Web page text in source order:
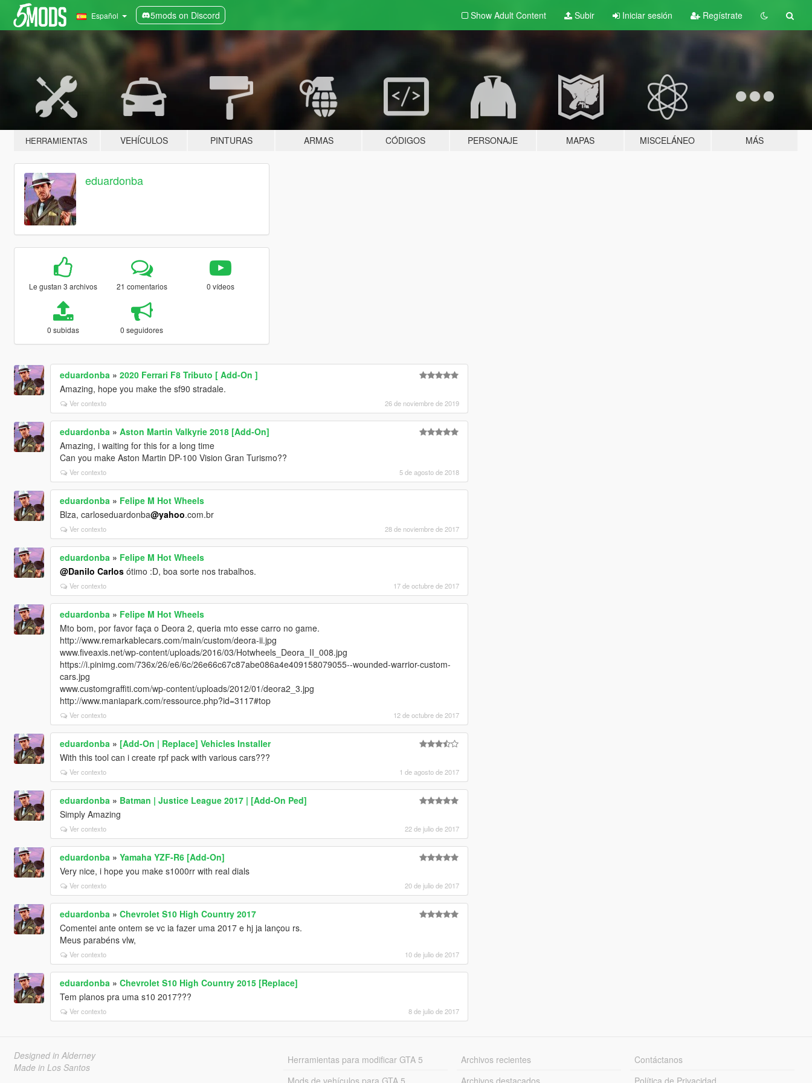
Español 5mods on Discord Show Adult Content Subir Iniciar sesión Regístrate
HERRAMIENTAS VEHÍCULOS PINTURAS ARMAS CÓDIGOS PERSONAJE MAPAS MISCELÁNEO MÁS
eduardonba
Le gustan 3 archivos 21 comentarios 0 vídeos
0 subidas 0 seguidores
eduardonba » 2020 Ferrari F8 Tributo [ Add-On ]
Amazing, hope you make the sf90 stradale.
Ver contexto 26 de noviembre de 2019
eduardonba » Aston Martin Valkyrie 2018 [Add-On]
Amazing, i waiting for this for a long time
Can you make Aston Martin DP-100 Vision Gran Turismo??
Ver contexto 5 de agosto de 2018
eduardonba » Felipe M Hot Wheels
Blza, carloseduardonba@yahoo.com.br
Ver contexto 28 de noviembre de 2017
eduardonba » Felipe M Hot Wheels
@Danilo Carlosótimo :D, boa sorte nos trabalhos.
Ver contexto 17 de octubre de 2017
eduardonba » Felipe M Hot Wheels
Mto bom, por favor faça o Deora 2, queria mto esse carro no game.
http://www.remarkablecars.com/main/custom/deora-ii.jpg
www.fiveaxis.net/wp-content/uploads/2016/03/Hotwheels_Deora_II_008.jpg
https://i.pinimg.com/736x/26/e6/6c/26e66c67c87abe086a4e409158079055--wounded-warrior-custom-
cars.jpg
www.customgraffiti.com/wp-content/uploads/2012/01/deora2_3.jpg
http://www.maniapark.com/ressource.php?id=3117#top
Ver contexto 12 de octubre de 2017
eduardonba » [Add-On | Replace] Vehicles Installer
With this tool can i create rpf pack with various cars???
Ver contexto 1 de agosto de 2017
eduardonba » Batman | Justice League 2017 | [Add-On Ped]
Simply Amazing
Ver contexto 22 de julio de 2017
eduardonba » Yamaha YZF-R6 [Add-On]
Very nice, i hope you make s1000rr with real dials
Ver contexto 20 de julio de 2017
eduardonba » Chevrolet S10 High Country 2017
Comentei ante ontem se vc ia fazer uma 2017 e hj ja lançou rs.
Meus parabéns vlw,
Ver contexto 10 de julio de 2017
eduardonba » Chevrolet S10 High Country 2015 [Replace]
Tem planos pra uma s10 2017???
Ver contexto 8 de julio de 2017
Designed in Alderney
Made in Los Santos
Herramientas para modificar GTA 5
Mods de vehículos para GTA 5
Archivos recientes
Archivos destacados
Contáctanos
Política de Privacidad